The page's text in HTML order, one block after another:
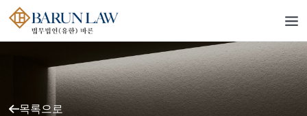
목록으로